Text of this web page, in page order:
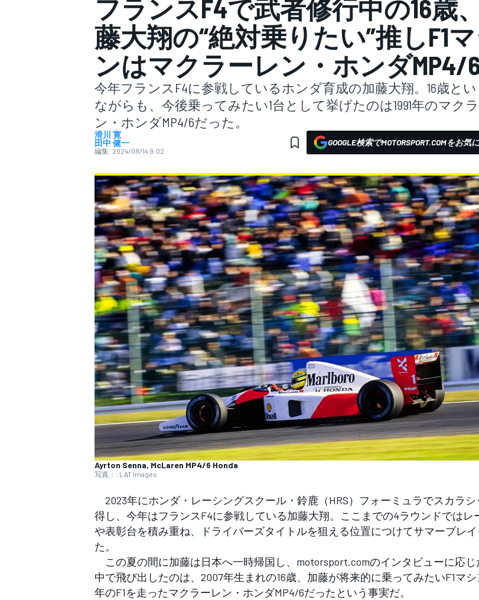
スーパーフォーミュラ
WEC
フォーミュラE
フランスF4で武者修行中の16歳
藤大翔の“絶対乗りたい”推しF1
ンはマクラーレン・ホンダMP4/
今年フランスF4に参戦しているホンダ育成の加藤大翔。16歳とい
ながらも、今後乗ってみたい1台として挙げたのは1991年のマク
ン・ホンダMP4/6だった。
滑川 寛
田中 健一
編集: 2024/08/14 9:02
GOOGLE検索でMOTORSPORT.COMをお気
Ayrton Senna, McLaren MP4/6 Honda
写真：: LAT Images
2023年にホンダ・レーシングスクール・鈴鹿（HRS）フォーミュラでスカラシ
得し、今年はフランスF4に参戦している加藤大翔。ここまでの4ラウンドではレ
や表彰台を積み重ね、ドライバーズタイトルを狙える位置につけてサマーブレイ
た。
この夏の間に加藤は日本へ一時帰国し、motorsport.comのインタビューに応じ
中で飛び出したのは、2007年生まれの16歳、加藤が将来的に乗ってみたいF1マシ
年のF1を走ったマクラーレン・ホンダMP4/6だったという事実だ。